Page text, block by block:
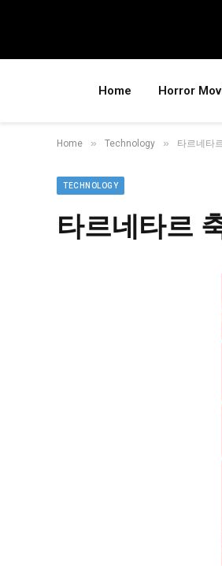
Home Horror
Home » Technology » 타르네타
TECHNOLOGY
타르네타르